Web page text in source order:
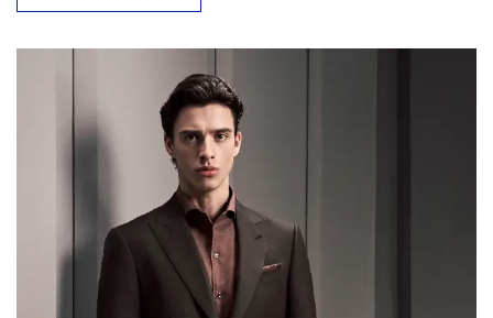
retailers can translate runway direction into
production-ready decisions. Luxury and Retro […]